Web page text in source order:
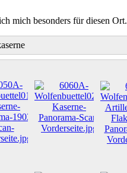
mich besonders für diesen Ort.